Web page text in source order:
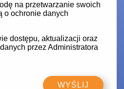
na przetwarzanie swoich
o ochronie danych
dostępu, aktualizacji oraz
przez Administratora